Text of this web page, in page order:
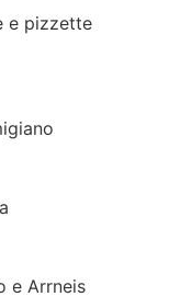
e pizzette
e Arrneis